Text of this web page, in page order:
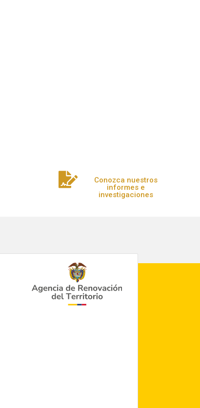
Conozca nuestros
informes e
investigaciones